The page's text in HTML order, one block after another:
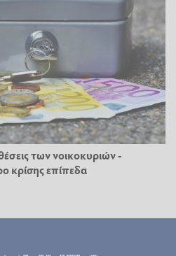
των νοικοκυριών -
κρίσης επίπεδα